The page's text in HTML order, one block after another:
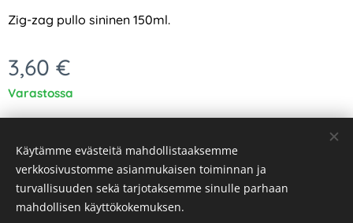
Zig-zag pullo sininen 150ml.
3,60 €
Varastossa
Evästeet
Käytämme evästeitä mahdollistaaksemme
verkkosivustomme asianmukaisen toiminnan ja
turvallisuuden sekä tarjotaksemme sinulle parhaan
mahdollisen käyttökokemuksen.